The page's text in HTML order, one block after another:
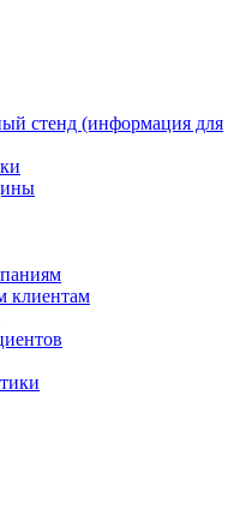
стенд (информация для
клиентам